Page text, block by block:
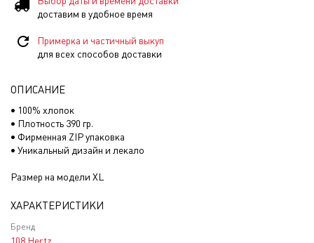
доставим в удобное время
Примерка и частичный выкуп
для всех способов доставки
ОПИСАНИЕ
• 100% хлопок
• Плотность 390 гр.
• Фирменная ZIP упаковка
• Уникальный дизайн и лекало
Размер на модели XL
ХАРАКТЕРИСТИКИ
Бренд